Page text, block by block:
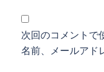
次回のコメントで
名前、メールアド